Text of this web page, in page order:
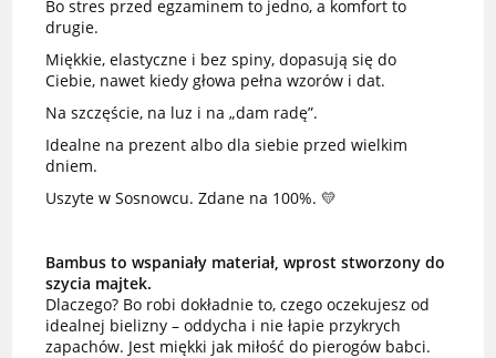
Bo stres przed egzaminem to jedno, a komfort to
drugie.
Miękkie, elastyczne i bez spiny, dopasują się do
Ciebie, nawet kiedy głowa pełna wzorów i dat.
Na szczęście, na luz i na „dam radę”.
Idealne na prezent albo dla siebie przed wielkim
dniem.
Uszyte w Sosnowcu. Zdane na 100%. 💛
Bambus to wspaniały materiał, wprost stworzony do
szycia majtek.
Dlaczego? Bo robi dokładnie to, czego oczekujesz od
idealnej bielizny – oddycha i nie łapie przykrych
zapachów. Jest miękki jak miłość do pierogów babci.